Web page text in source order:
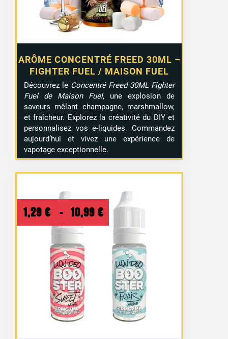
ARÔME CONCENTRÉ FREED 30ML –
FIGHTER FUEL / MAISON FUEL
Découvrez le Concentré Freed 30ML Fighter
Fuel de Maison Fuel, une explosion de
saveurs mêlant champagne, marshmallow,
et fraîcheur. Explorez la créativité du DIY et
personnalisez vos e-liquides. Commandez
aujourd’hui et vivez une expérience de
vapotage exceptionnelle.
1,29 € – 10,99 €
Plage
de
prix :
1,29 €
10,99 €